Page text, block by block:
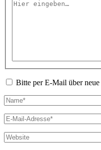
Hier
Bitte per E-Mail über
Name*
E-
Mail-
Adresse*
Website